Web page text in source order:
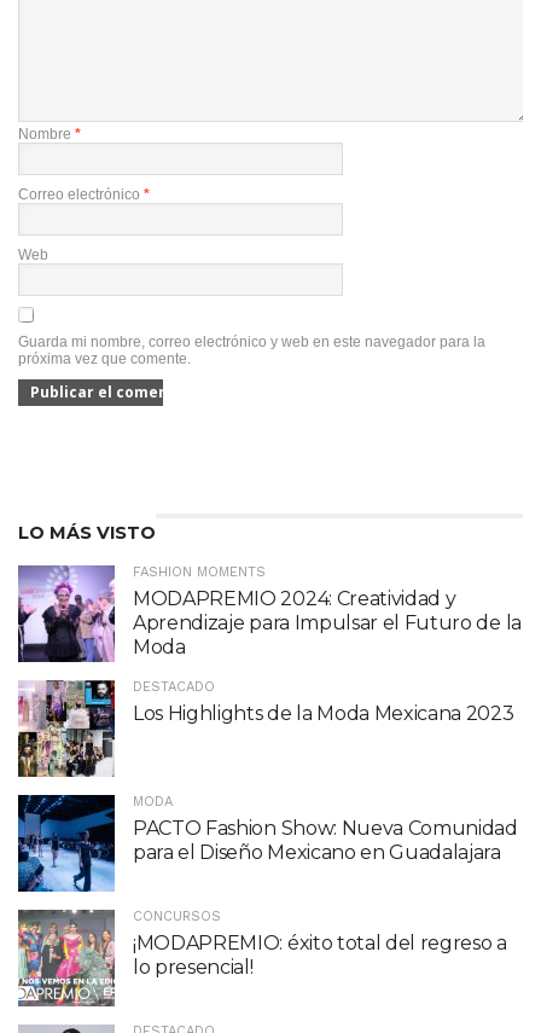
Nombre *
Correo electrónico *
Web
Guarda mi nombre, correo electrónico y web en este navegador para la
próxima vez que comente.
LO MÁS VISTO
FASHION MOMENTS
MODAPREMIO 2024: Creatividad y
Aprendizaje para Impulsar el Futuro de la
Moda
DESTACADO
Los Highlights de la Moda Mexicana 2023
MODA
PACTO Fashion Show: Nueva Comunidad
para el Diseño Mexicano en Guadalajara
CONCURSOS
¡MODAPREMIO: éxito total del regreso a
lo presencial!